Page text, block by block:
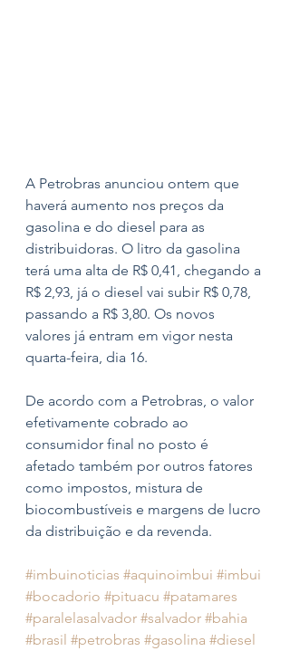
A Petrobras anunciou ontem que
haverá aumento nos preços da
gasolina e do diesel para as
distribuidoras. O litro da gasolina
terá uma alta de R$ 0,41, chegando a
R$ 2,93, já o diesel vai subir R$ 0,78,
passando a R$ 3,80. Os novos
valores já entram em vigor nesta
quarta-feira, dia 16.
De acordo com a Petrobras, o valor
efetivamente cobrado ao
consumidor final no posto é
afetado também por outros fatores
como impostos, mistura de
biocombustíveis e margens de lucro
da distribuição e da revenda.
#imbuinoticias #aquinoimbui #imbui
#bocadorio #pituacu #patamares
#paralelasalvador #salvador #bahia
#brasil #petrobras #gasolina #diesel